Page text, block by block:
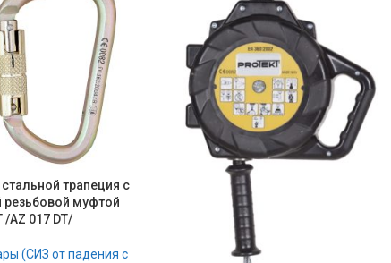
трапеция с
резьбовой муфтой
/AZ 017 DT/
(СИЗ от падения с